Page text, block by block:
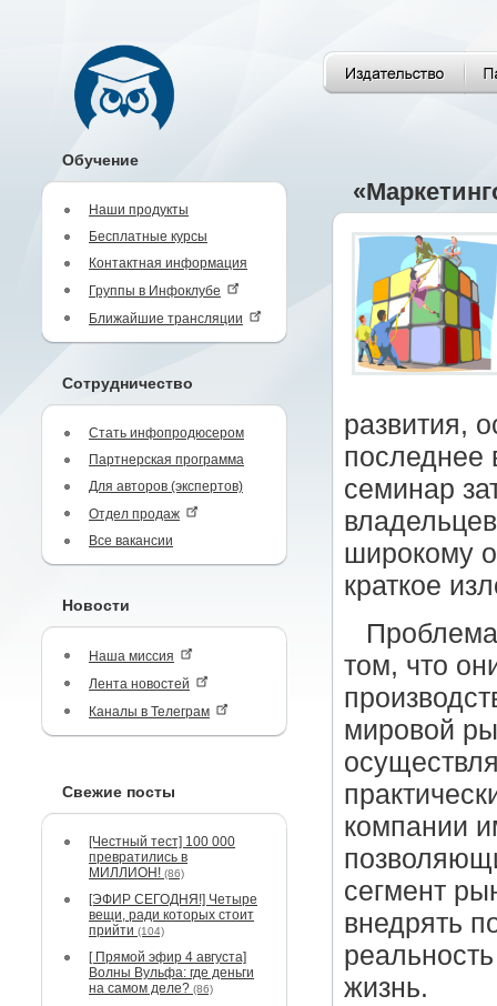
Обучение
Наши продукты
Бесплатные курсы
Контактная информация
Группы в Инфоклубе
Ближайшие трансляции
Сотрудничество
Стать инфопродюсером
Партнерская программа
Для авторов (экспертов)
Отдел продаж
Все вакансии
Новости
Наша миссия
Лента новостей
Каналы в Телеграм
Свежие посты
[Честный тест] 100 000
превратились в
МИЛЛИОН! (86)
[ЭФИР СЕГОДНЯ!] Четыре
вещи, ради которых стоит
прийти (104)
[ Прямой эфир 4 августа]
Волны Вульфа: где деньги
на самом деле? (86)
развития,
последнее
семинар
широкому
краткое
том, что
мировой
компании
сегмент
внедрять
жизнь.